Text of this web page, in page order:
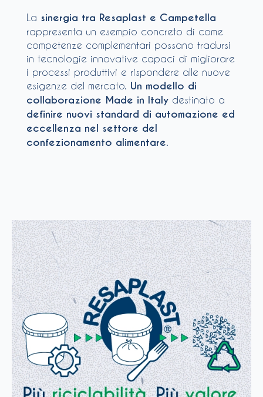
La sinergia tra Resaplast e Campetella
rappresenta un esempio concreto di come
competenze complementari possano tradursi
in tecnologie innovative capaci di migliorare
i processi produttivi e rispondere alle nuove
esigenze del mercato. Un modello di
collaborazione Made in Italydestinato a
definire nuovi standard di automazione ed
eccellenza nel settore del
confezionamento alimentare